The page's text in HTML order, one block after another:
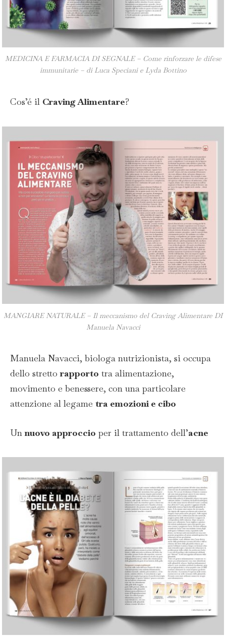
MEDICINA E FARMACIA DI SEGNALE – Come rinforzare le difese
immunitarie – di Luca Speciani e Lyda Bottino
Cos’é il Craving Alimentare?
MANGIARE NATURALE – Il meccanismo del Craving Alimentare DI
Manuela Navacci
Manuela Navacci, biologa nutrizionista, si occupa
dello strettorapporto tra alimentazione,
movimento e benessere, con una particolare
attenzione al legame tra emozioni e cibo
Unnuovo approccio per il trattamento dell’acne